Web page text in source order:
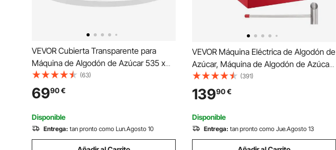
VEVOR Cubierta Transparente para
Máquina de Algodón de Azúcar 535 x
340 mm, Cúpula Acrílica con Protección
contra Burbujas, Diseño con Ranura
Inferior, para Fiestas de Cumpleaños,
Eventos Navideños
(63)
6990€
Disponible
Entrega: tan pronto como Lun.Agosto 10
VEVOR Máquina Eléctrica de Algodón de
Azúcar, Máquina de Algodón de Azúcar
de 1000 W, Máquina Comercial de
Algodón de Azúcar con Tazón de Acero
Inoxidable y Cuchara de Azúcar, para el
Hogar, Rojo
(391)
13990€
Disponible
Entrega: tan pronto como Jue.Agosto 13